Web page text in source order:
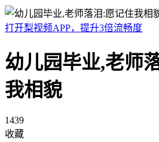
打开梨视频APP，提升3倍流畅度
幼儿园毕业,老师
我相貌
1439
收藏